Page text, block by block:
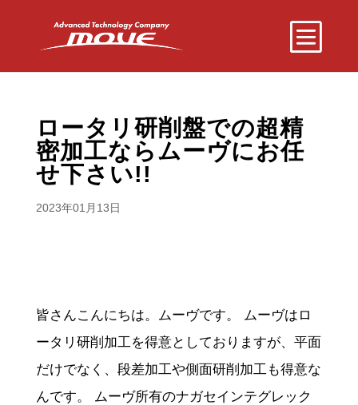
ロータリ研削盤での超精
密加工ならムーヴにお任
せ下さい!!
2023年01月13日
皆さんこんにちは。ムーヴです。 ムーヴはロ
ータリ研削加工を得意としておりますが、平面
だけでなく、段差加工や側面研削加工も得意な
んです。 ムーヴ所有のナガセインテグレック